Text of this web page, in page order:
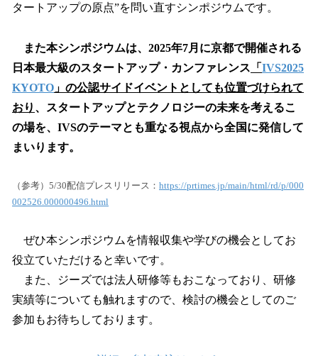
タートアップの原点”を問い直すシンポジウムです。
また本シンポジウムは、2025年7月に京都で開催される
日本最大級のスタートアップ・カンファレンス 「 IVS2025
KYOTO 」の公認サイドイベントとしても位置づけられて
おり 、スタートアップとテクノロジーの未来を考えるこ
の場を、IVSのテーマとも重なる視点から全国に発信して
まいります。
（参考）5/30配信プレスリリース： https://prtimes.jp/main/html/rd/p/000
002526.000000496.html
ぜひ本シンポジウムを情報収集や学びの機会としてお
役立ていただけると幸いです。
また、ジーズでは法人研修等もおこなっており、研修
実績等についても触れますので、検討の機会としてのご
参加もお待ちしております。